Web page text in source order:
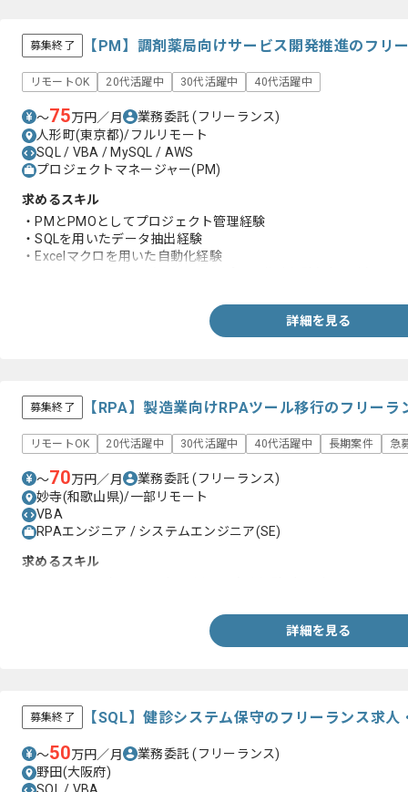
募集終了 【PM】調剤薬局向けサービス開発推進のフリ
リモートOK 20代活躍中 30代活躍中 40代活躍中
〜75万円／月 業務委託(フリーランス)
人形町(東京都)/フルリモート
SQL / VBA / MySQL / AWS
プロジェクトマネージャー(PM)
求めるスキル
・PMとPMOとしてプロジェクト管理経験
・SQLを用いたデータ抽出経験
・Excelマクロを用いた自動化経験
詳細を見る
募集終了 【RPA】製造業向けRPAツール移行のフリー
リモートOK 20代活躍中 30代活躍中 40代活躍中 長期案件 急
〜70万円／月 業務委託(フリーランス)
妙寺(和歌山県)/一部リモート
VBA
RPAエンジニア / システムエンジニア(SE)
求めるスキル
詳細を見る
募集終了 【SQL】健診システム保守のフリーランス求人
〜50万円／月 業務委託(フリーランス)
野田(大阪府)